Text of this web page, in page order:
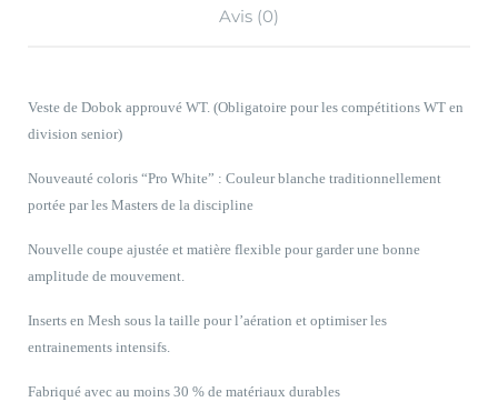
Avis (0)
Veste de Dobok approuvé WT. (Obligatoire pour les compétitions WT en
division senior)
Nouveauté coloris “Pro White” : Couleur blanche traditionnellement
portée par les Masters de la discipline
Nouvelle coupe ajustée et matière flexible pour garder une bonne
amplitude de mouvement.
Inserts en Mesh sous la taille pour l’aération et optimiser les
entrainements intensifs.
Fabriqué avec au moins 30 % de matériaux durables